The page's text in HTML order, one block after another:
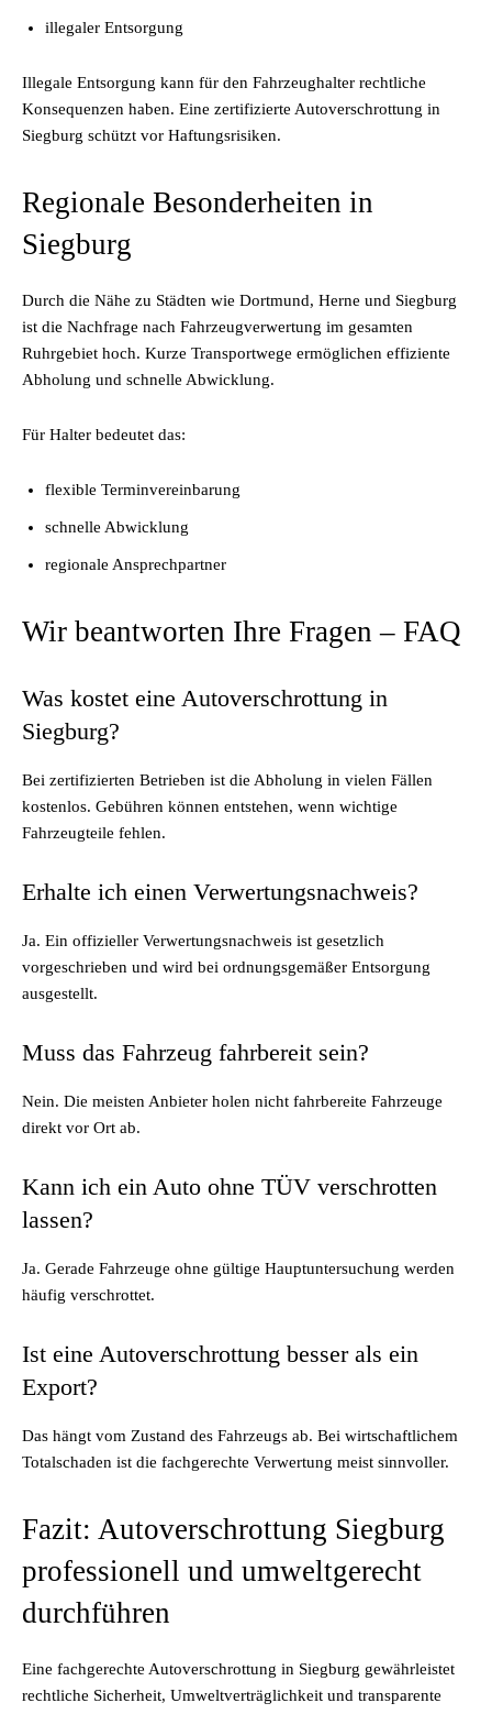
illegaler Entsorgung
Illegale Entsorgung kann für den Fahrzeughalter rechtliche
Konsequenzen haben. Eine zertifizierte Autoverschrottung in
Siegburg schützt vor Haftungsrisiken.
Regionale Besonderheiten in
Siegburg
Durch die Nähe zu Städten wie Dortmund, Herne und Siegburg
ist die Nachfrage nach Fahrzeugverwertung im gesamten
Ruhrgebiet hoch. Kurze Transportwege ermöglichen effiziente
Abholung und schnelle Abwicklung.
Für Halter bedeutet das:
flexible Terminvereinbarung
schnelle Abwicklung
regionale Ansprechpartner
Wir beantworten Ihre Fragen – FAQ
Was kostet eine Autoverschrottung in
Siegburg?
Bei zertifizierten Betrieben ist die Abholung in vielen Fällen
kostenlos. Gebühren können entstehen, wenn wichtige
Fahrzeugteile fehlen.
Erhalte ich einen Verwertungsnachweis?
Ja. Ein offizieller Verwertungsnachweis ist gesetzlich
vorgeschrieben und wird bei ordnungsgemäßer Entsorgung
ausgestellt.
Muss das Fahrzeug fahrbereit sein?
Nein. Die meisten Anbieter holen nicht fahrbereite Fahrzeuge
direkt vor Ort ab.
Kann ich ein Auto ohne TÜV verschrotten
lassen?
Ja. Gerade Fahrzeuge ohne gültige Hauptuntersuchung werden
häufig verschrottet.
Ist eine Autoverschrottung besser als ein
Export?
Das hängt vom Zustand des Fahrzeugs ab. Bei wirtschaftlichem
Totalschaden ist die fachgerechte Verwertung meist sinnvoller.
Fazit: Autoverschrottung Siegburg
professionell und umweltgerecht
durchführen
Eine fachgerechte Autoverschrottung in Siegburg gewährleistet
rechtliche Sicherheit, Umweltverträglichkeit und transparente